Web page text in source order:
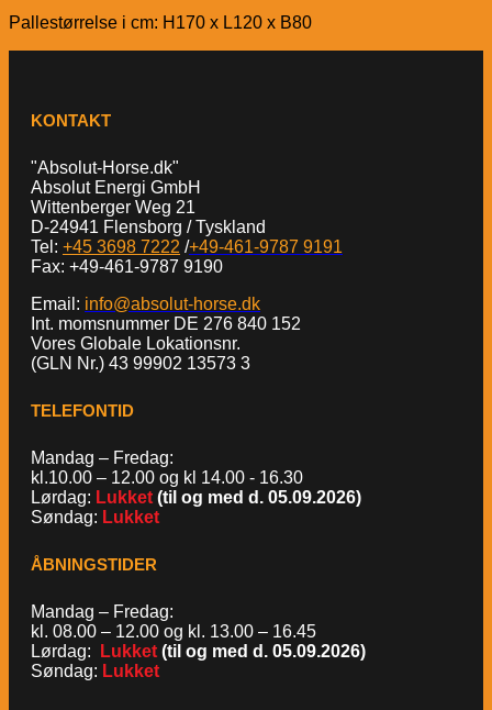
Pallestørrelse i cm: H170 x L120 x B80
KONTAKT
"Absolut-Horse.dk"
Absolut Energi GmbH
Wittenberger Weg 21
D-24941 Flensborg / Tyskland
Tel: +45 3698 7222 /+49-461-9787 9191
Fax: +49-461-9787 9190
Email: info@absolut-horse.dk
Int. momsnummer DE 276 840 152
Vores Globale Lokationsnr.
(GLN Nr.) 43 99902 13573 3
TELEFONTID
Mandag – Fredag:
kl.10.00 – 12.00 og kl 14.00 - 16.30
Lørdag: Lukket (til og med d. 05.09.2026)
Søndag: Lukket
ÅBNINGSTIDER
Mandag – Fredag:
kl. 08.00 – 12.00 og kl. 13.00 – 16.45
Lørdag:
Lukket (til og med d. 05.09.2026)
Søndag: Lukket